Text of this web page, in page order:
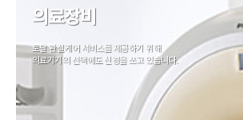
의료장비
토탈 관절케어 서비스를 제공하기 위해
의료기기의 선택에도 신경을 쓰고 있습니다.